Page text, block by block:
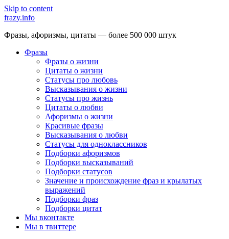
Skip to content
frazy.info
Фразы, афоризмы, цитаты — более 500 000 штук
Фразы
Фразы о жизни
Цитаты о жизни
Статусы про любовь
Высказывания о жизни
Статусы про жизнь
Цитаты о любви
Афоризмы о жизни
Красивые фразы
Высказывания о любви
Статусы для одноклассников
Подборки афоризмов
Подборки высказываний
Подборки статусов
Значение и происхождение фраз и крылатых
выражений
Подборки фраз
Подборки цитат
Мы вконтакте
Мы в твиттере